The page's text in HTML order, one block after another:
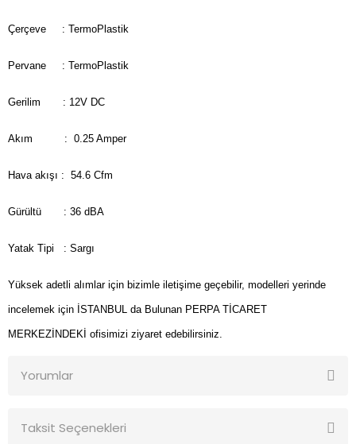
Çerçeve : TermoPlastik
Pervane : TermoPlastik
Gerilim : 12V DC
Akım : 0.25 Amper
Hava akışı : 54.6 Cfm
Gürültü : 36 dBA
Yatak Tipi : Sargı
Yüksek adetli alımlar için bizimle iletişime geçebilir, modelleri yerinde
incelemek için İSTANBUL da Bulunan PERPA TİCARET
MERKEZİNDEKİ ofisimizi ziyaret edebilirsiniz.
Yorumlar
Taksit Seçenekleri